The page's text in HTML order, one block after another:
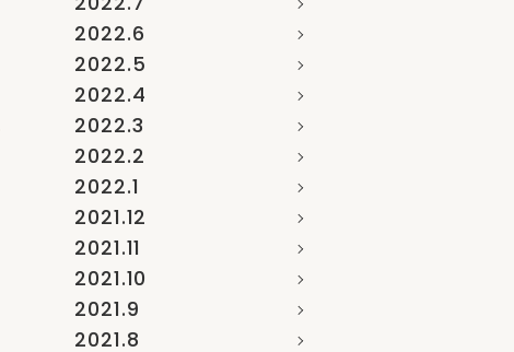
2022.6
2022.5
2022.4
2022.3
2022.2
2022.1
2021.12
2021.11
2021.10
2021.9
2021.8